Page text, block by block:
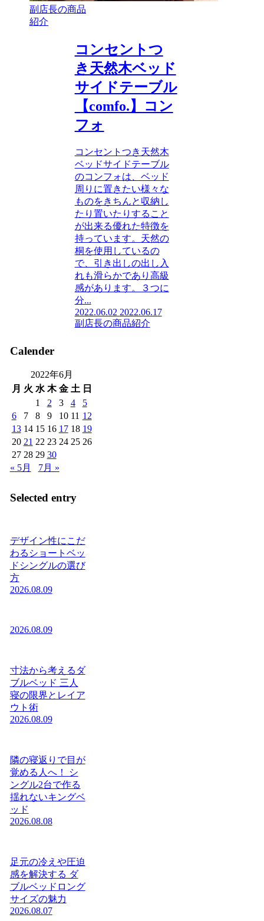
副店長の商品
紹介
コンセントつ
き天然木ベッド
サイドテーブル
【comfo.】コン
フォ
コンセントつき天然木
ベッドサイドテーブル
のコンフォは、ベッド
周りに置きたい様々な
ものをきちんと収納し
たり置いたりすること
が出来る優れた特徴を
持っています。天然の
桐を使用しているの
で、引き出しの出し入
れも滑らかであり高級
感があります。３つに
分...
2022.06.02 2022.06.17
副店長の商品紹介
Calender
2022年6月
月 火 水 木 金 土 日
1
2 3 4
5
6
7 8 9 10 11 12
13 14 15 16 17 18 19
20 21 22 23 24 25 26
27 28 29 30
« 5月
7月 »
Selected entry
デザイン性にこだ
わるショートベッ
ドシングルの選び
方
2026.08.09
2026.08.09
寸法から考えるダ
ブルベッド 三人
寝の限界とレイア
ウト術
2026.08.09
隣の寝返りで目が
覚める人へ！ シ
ングル2台で作る
揺れないキングベ
ッド
2026.08.08
足元の冷えや圧迫
感を解決する ダ
ブルベッドロング
サイズの魅力
2026.08.07